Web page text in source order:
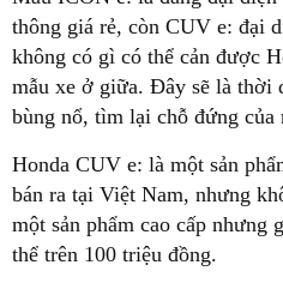
thông giá rẻ, còn CUV e: đại
không có gì có thể cản được
mẫu xe ở giữa. Đây sẽ là thời
bùng nổ, tìm lại chỗ đứng của
Honda CUV e: là một sản
bán ra tại Việt Nam, nhưng
một sản phẩm cao cấp nhưng
thể trên 100 triệu đồng.